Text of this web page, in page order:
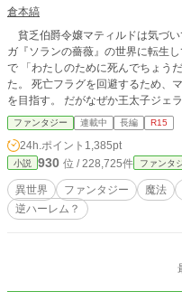
倉本縞
貧乏伯爵令嬢マティルドは気づ
ガ『ソランの薔薇』の世界に転生していることに。 し
で 「わたしのために死んでちょう
た。 死亡フラグを回避するため、マティルドはユニーク魔術を武器に魔法騎士
を目指す。 だがなぜか王太子ジェラルドに気に入られ、婚約者候補にされてし
まい―― さらに幼なじみの騎士ランドールや魔術師団長まで現れて！？ 死亡フ
ラグ持ち令嬢の運命逆転ラブファンタジー。 ※小説家になろう
ます。
ファンタジー 連載中 長編 R15
24h.ポイント 1,385pt
小説 930 位 / 228,725件 ファンタ
異世界 ファンタジー 魔法
逆ハーレム？